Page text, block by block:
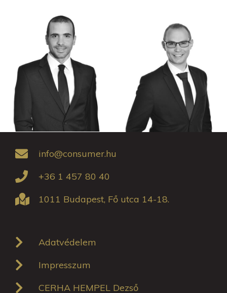
info@consumer.hu
+36 1 457 80 40
1011 Budapest, Fő utca 14-18.
Adatvédelem
Impresszum
CERHA HEMPEL Dezső